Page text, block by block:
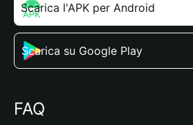
Scarica l'APK per Android
Scarica su Google Play
FAQ